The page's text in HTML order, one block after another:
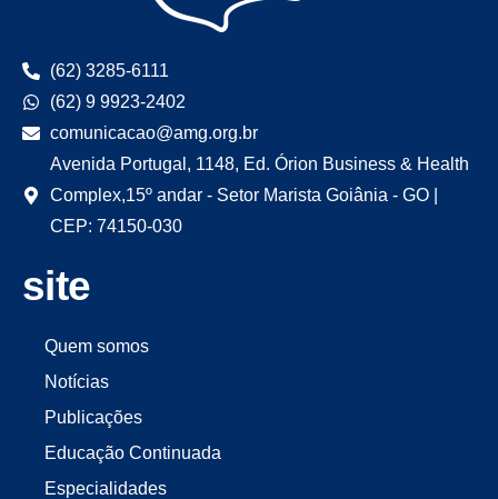
(62) 3285-6111
(62) 9 9923-2402
comunicacao@amg.org.br
Avenida Portugal, 1148, Ed. Órion Business & Health
Complex,15º andar - Setor Marista Goiânia - GO |
CEP: 74150-030
site
Quem somos
Notícias
Publicações
Educação Continuada
Especialidades